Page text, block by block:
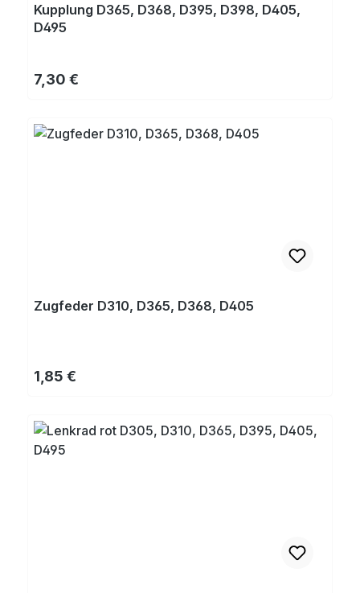
Kupplung D365, D368, D395, D398, D405,
D495
Regulärer Preis:
7,30 €
Zugfeder D310, D365, D368, D405
Regulärer Preis:
1,85 €